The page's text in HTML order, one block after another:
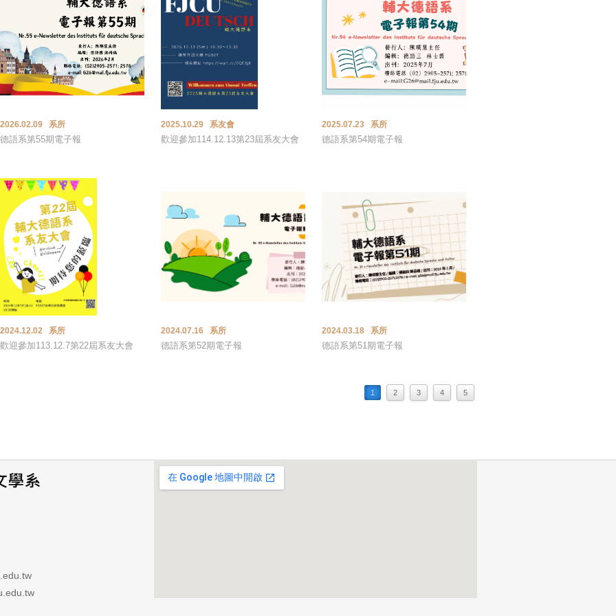
2026.02.09 系所
德語系第55期電子報
2025.10.29 系友會
歡迎參加114.12.13第23屆系友大會
2025.07.23 系所
德語系第54期電子報
2024.12.02 系所
歡迎參加113.12.7第22屆系友大會
2024.07.16 系所
德語系第52期電子報
2024.03.18 系所
德語系第51期電子報
1 2 3 4 5